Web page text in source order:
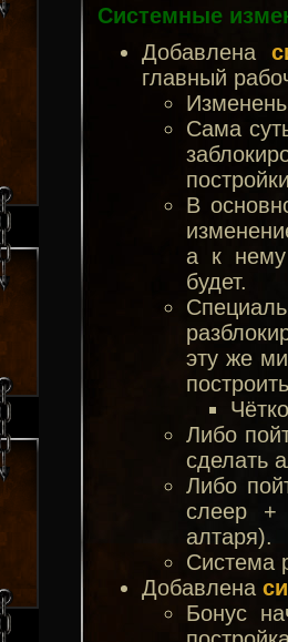
Системные
Добавлена
главный
Сама
В
а к нему
будет.
эту же
Либо
сделать
Либо
слеер +
алтаря).
Система
Добавлена
Бонус